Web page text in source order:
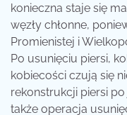
konieczna staje się
węzły chłonne,
Promienistej i
Po usunięciu piersi,
kobiecości czują się
rekonstrukcji piersi
także operacja